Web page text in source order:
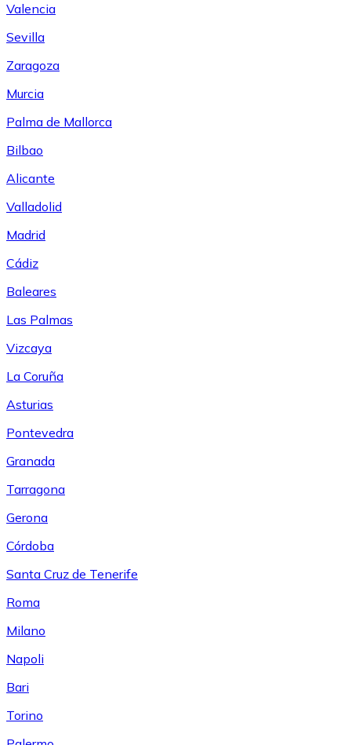
Valencia
Sevilla
Zaragoza
Murcia
Palma de Mallorca
Bilbao
Alicante
Valladolid
Madrid
Cádiz
Baleares
Las Palmas
Vizcaya
La Coruña
Asturias
Pontevedra
Granada
Tarragona
Gerona
Córdoba
Santa Cruz de Tenerife
Roma
Milano
Napoli
Bari
Torino